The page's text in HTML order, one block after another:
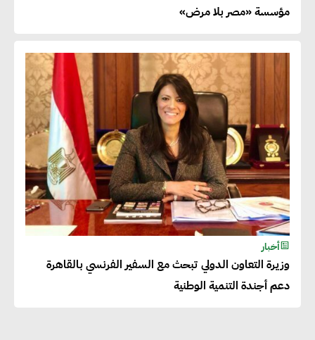
مؤسسة «مصر بلا مرض»
أخبار
وزيرة التعاون الدولي تبحث مع السفير الفرنسي بالقاهرة
دعم أجندة التنمية الوطنية